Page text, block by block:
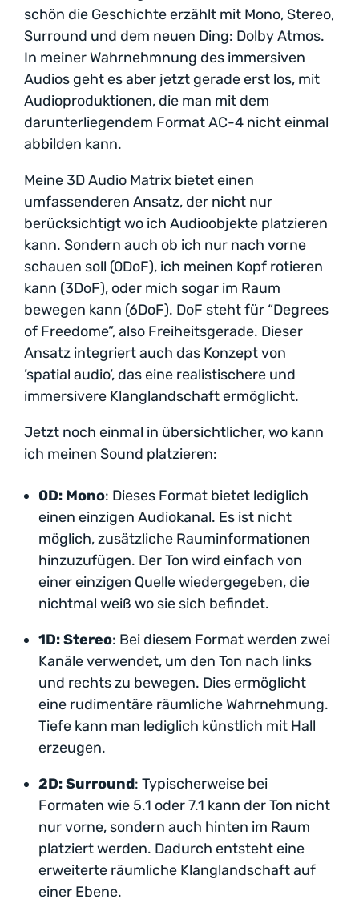
schön die Geschichte erzählt mit Mono, Stereo,
Surround und dem neuen Ding: Dolby Atmos.
In meiner Wahrnehmnung des immersiven
Audios geht es aber jetzt gerade erst los, mit
Audioproduktionen, die man mit dem
darunterliegendem Format AC-4 nicht einmal
abbilden kann.
Meine 3D Audio Matrix bietet einen
umfassenderen Ansatz, der nicht nur
berücksichtigt wo ich Audioobjekte platzieren
kann. Sondern auch ob ich nur nach vorne
schauen soll (0DoF), ich meinen Kopf rotieren
kann (3DoF), oder mich sogar im Raum
bewegen kann (6DoF). DoF steht für “Degrees
of Freedome”, also Freiheitsgerade. Dieser
Ansatz integriert auch das Konzept von
’spatial audio‘, das eine realistischere und
immersivere Klanglandschaft ermöglicht.
Jetzt noch einmal in übersichtlicher, wo kann
ich meinen Sound platzieren:
0D: Mono: Dieses Format bietet lediglich
einen einzigen Audiokanal. Es ist nicht
möglich, zusätzliche Rauminformationen
hinzuzufügen. Der Ton wird einfach von
einer einzigen Quelle wiedergegeben, die
nichtmal weiß wo sie sich befindet.
1D: Stereo: Bei diesem Format werden zwei
Kanäle verwendet, um den Ton nach links
und rechts zu bewegen. Dies ermöglicht
eine rudimentäre räumliche Wahrnehmung.
Tiefe kann man lediglich künstlich mit Hall
erzeugen.
2D: Surround: Typischerweise bei
Formaten wie 5.1 oder 7.1 kann der Ton nicht
nur vorne, sondern auch hinten im Raum
platziert werden. Dadurch entsteht eine
erweiterte räumliche Klanglandschaft auf
einer Ebene.